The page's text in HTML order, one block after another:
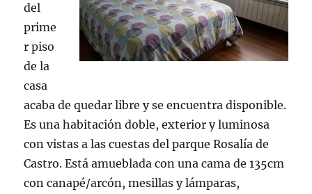
del
prime
r piso
de la
casa
acaba de quedar libre y se encuentra disponible.
Es una habitación doble, exterior y luminosa
con vistas a las cuestas del parque Rosalía de
Castro. Está amueblada con una cama de 135cm
con canapé/arcón, mesillas y lámparas,